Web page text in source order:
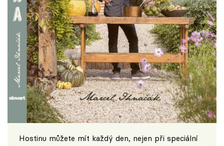
Hostinu můžete mít každý den, nejen při speciální